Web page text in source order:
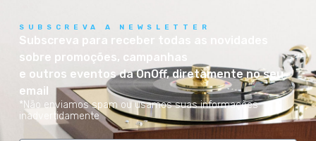
SUBSCREVA A NEWSLETTER
Subscreva para receber todas as novidades
sobre promoções, campanhas
e outros eventos da OnOff, diretamente no seu
email
*Não enviamos spam ou usamos suas informações
inadvertidamente